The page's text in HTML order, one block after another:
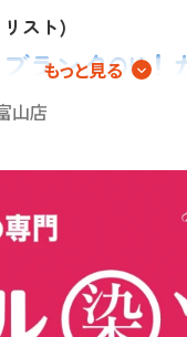
る時間だけ働きたい」
ながら
」
るあなたを
に
す！
スト)
ランクOK！
さん募集！白
もっと見る
山店